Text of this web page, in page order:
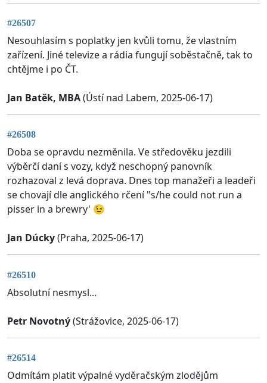
#26507
Nesouhlasím s poplatky jen kvůli tomu, že vlastním
zařízení. Jiné televize a rádia fungují soběstačně, tak to
chtějme i po ČT.
Jan Batěk, MBA(Ústí nad Labem, 2025-06-17)
#26508
Doba se opravdu nezměnila. Ve středověku jezdili
výběrčí daní s vozy, když neschopný panovník
rozhazoval z levá doprava. Dnes top manažeři a leadeři
se chovají dle anglického rčení "s/he could not run a
pisser in a brewry' 😉
Jan Dúcky(Praha, 2025-06-17)
#26510
Absolutní nesmysl...
Petr Novotný(Strážovice, 2025-06-17)
#26514
Odmítám platit výpalné vyděračským zlodějům